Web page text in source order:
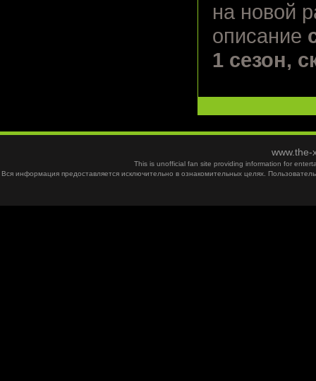
на новой
описание
1 сезон,
This is unofficial fan site providing information for
Вся информация предоставляется исключительно в ознакомительных целях.